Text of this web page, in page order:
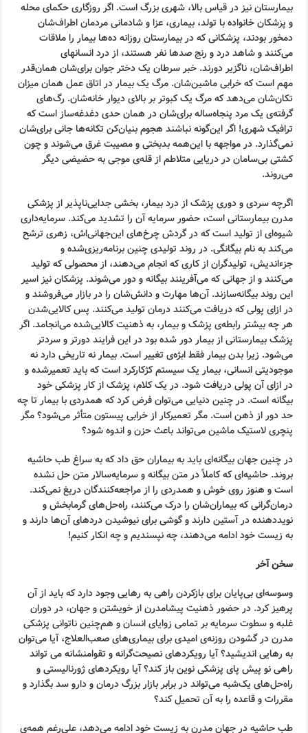
بیمارستان نیز در قیاس بالا، شهری بزرگ است. اگر روزگاری حکمای محله
و پزشکان خانواده با تولد، بیماری، عزا و شادمانی مردمان اطراف‌شان
دمخور بودند، پزشکانی که در بیمارستان روزانه ده‌ها بیمار را ملاقات
می‌کنند و شاهد درد و رنج صدها نفر هستند، از درد انسانهای
اطراف‌شان، ناگزیر دورند. خبر سرطان یک دختر جوان برای‌شان همان‌قدر
مهم است که خرابی ماشین‌شان. مرگ یک بیمار در اتاق عمل همان میزان
تکان‌شان می‌دهد که مرگ یک کبوتر بر بالای دیوار خانه‌شان. رگ‌های
گرفته‌ی یک مرد پنجاه‌ساله برای‌شان در همان حدی دغدغه‌ساز است که
ترافیک شهری! اگر این‌گونه نباشند هجوم بنیان‌کن تکانه‌ها جانی برای‌شان
نمی‌گذارد. در مواجهه با این‌همه بدبختی و مصیبت غرق می‌شوند و چون
کشتی بی‌سامان در دریایی متلاطم از قله‌ی موجی به حضیضی دیگر
می‌روند.
اگرچه سردی و دوری پزشک از درد بیمار، بخشی جدایی‌ناپذیر از پزشکی
مدرن بیمارستانی است، حضور سرمایه آن را تشدید می‌کند. سرمایه‌داری
شیوه‌ای از تولید است که در گردش چرخ‌های این‌جهانی‌اش، زهری ترشح
می‌کند به نام بیگانگی. در روند تولیدی چنین برنامه‌ریزی‌شده و
جزء‌اندیش، تولیدگران از کاری که انجام می‌دهند، از محصولی که تولید
می‌کنند و از جهانی که می‌آفرینند بیگانه و دور می‌شوند. پزشکان نیز اسیر
این روند بیگانه‌سازند. آن‌ها مهارت و دانش‌شان را در بازار می‌فروشند و
در ازای پولی که دریافت می‌کنند درمان تولید می‌کنند. پس کالایی‌شدن
هر چه بیشتر رابطه‌ی پزشک و بیمار، به ذهنیت کالایی‌شده می‌انجامد. اگر
پزشک بیمارستانی از بیمار دور شده بود در این فرایند دورتر و سردتر
می‌شود. زیرا بدن بیمار فقط ابژه‌ی تغییر است. بیمار نه تاریخی دارد نه
موجودیتی انسانی، بیمار یک سیستم کژکارکرد است که باید تعمیرشده و
در ازای آن پولی دریافت شود. در یک کلام، پزشک از کار پزشکی خود
بیگانه است. در چنین دنیایی می‌توان فرض کرد که همدردی با بیمار تا چه
حد دور از ذهن است. مگر تعمیرکار از خرابی پیستون متأثر می‌شود؟ مگر
پنچری لاستیک ماشین می‌تواند باعث حزن و اندوه شود؟
در چنین جهان بیگانه‌ای باید به بیماران حق داد که به سراغ طب حاشیه
بروند. حاشیه‌ای که کاملاً در متن بیگانه و سرمایه‌سالار متن حل نشده
است و هنوز روی خوش و همدردی را از مراجعه‌کنندگان دریغ نمی‌کند.
درمان‌گرانی که بیماران‌شان را درک می‌کنند، راه‌حل‌های گرمابخش و
نویددهنده در آستین دارند و گوشی برای نیوشیدن دردهای آن‌ها دارند و
به زیست خود ادامه می‌دهند، چه نپسندیم و چه انکار کنیم!
سخن آخر
وسوسه‌ای بی‌پایان برای بازکردن راهی به رهایی وجود دارد که باید از آن
پرهیز کرد. در حضور ذهنیت پیشامدرن از خویشتن و جهان، در دوران
غلبه و سطوت سرمایه بر تمامی زوایای انسان و هم‌چنین ناتوانی پزشکی
مدرن در گشودن روزنه‌ی امیدی برای بیماری‌های صعب‌العلاج، آیا می‌توان
به رهایی اندیشید؟ آیا رویکردهای نصیحت‌گرانه و تقوامنشانه می تواند
راهی نو پیش پای پزشکی نوین باز کند؟ آیا رویکردهای ژورنالیستی و
راه‌حل‌های یک‌شبه می‌تواند در برابر بازار بزرگ درمان و دارو سد بگذارد و
مقررات و قاعده را به آن تحمیل کند؟
طب حاشیه در جهان مدرن به زیست خود ادامه می‌دهد، علی‌رغم همه‌ی